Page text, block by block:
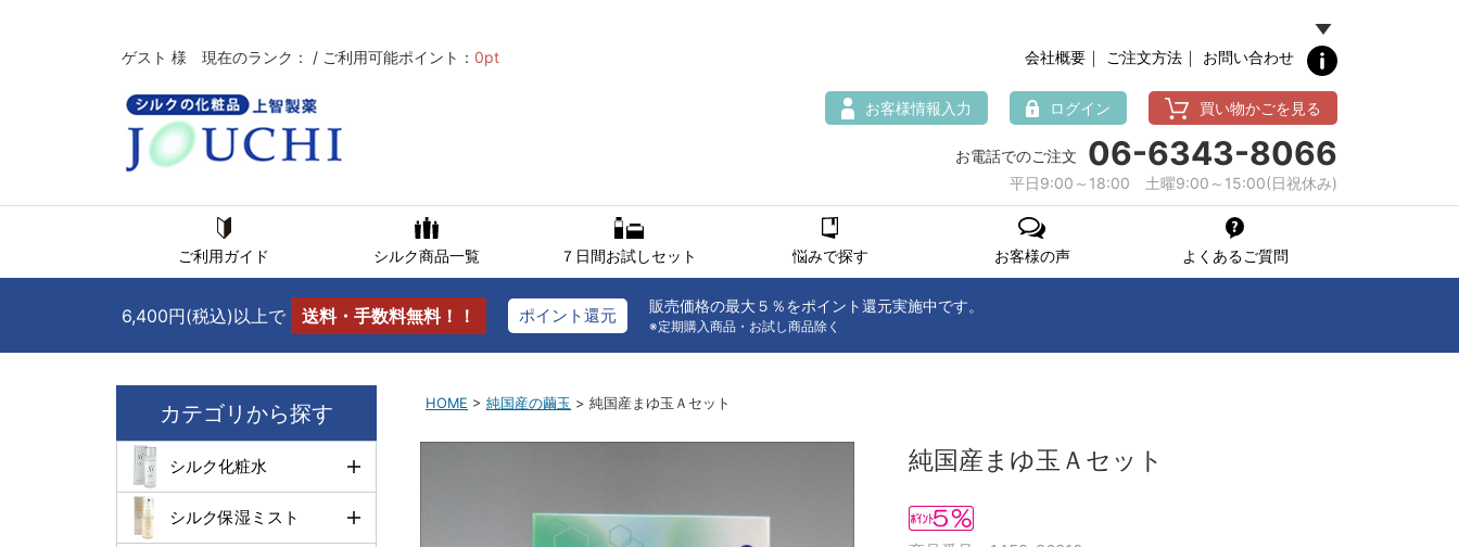
ゲスト 様 現在のランク： / ご利用可能ポイント： 0pt 会社概要 ｜ ご注文方法 ｜ お問い合わせ
お客様情報入力 ログイン 買い物かごを見る
お電話でのご注文 06-6343-8066
平日9:00～18:00 土曜9:00～15:00(日祝休み)
ご利用ガイド シルク商品一覧 ７日間お試しセット 悩みで探す お客様の声 よくあるご質問
6,400円(税込)以上で 送料・手数料無料！！ ポイント還元 販売価格の最大５％をポイント還元実施中です。
※定期購入商品・お試し商品除く
カテゴリから探す
シルク化粧水
シルク保湿ミスト
HOME > 純国産の繭玉 > 純国産まゆ玉Ａセット
純国産まゆ玉Ａセット